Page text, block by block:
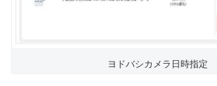
ヨドバシカメラ日時指定